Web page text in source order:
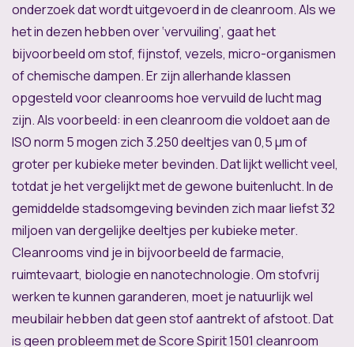
onderzoek dat wordt uitgevoerd in de cleanroom. Als we
het in dezen hebben over ‘vervuiling’, gaat het
bijvoorbeeld om stof, fijnstof, vezels, micro-organismen
of chemische dampen. Er zijn allerhande klassen
opgesteld voor cleanrooms hoe vervuild de lucht mag
zijn. Als voorbeeld: in een cleanroom die voldoet aan de
ISO norm 5 mogen zich 3.250 deeltjes van 0,5 µm of
groter per kubieke meter bevinden. Dat lijkt wellicht veel,
totdat je het vergelijkt met de gewone buitenlucht. In de
gemiddelde stadsomgeving bevinden zich maar liefst 32
miljoen van dergelijke deeltjes per kubieke meter.
Cleanrooms vind je in bijvoorbeeld de farmacie,
ruimtevaart, biologie en nanotechnologie. Om stofvrij
werken te kunnen garanderen, moet je natuurlijk wel
meubilair hebben dat geen stof aantrekt of afstoot. Dat
is geen probleem met de Score Spirit 1501 cleanroom